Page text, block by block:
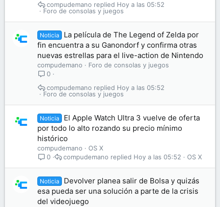
Foro de consolas y juegos
Hoy a las 05:52
compudemano
Noticia
La película de The Legend of Zelda por
fin encuentra a su Ganondorf y confirma otras
nuevas estrellas para el live-action de Nintendo
compudemano
Foro de consolas y juegos
0
Foro de consolas y juegos
Hoy a las 05:52
compudemano
Noticia
El Apple Watch Ultra 3 vuelve de oferta
por todo lo alto rozando su precio mínimo
histórico
compudemano
OS X
0
OS X
Hoy a las 05:52
compudemano
Noticia
Devolver planea salir de Bolsa y quizás
esa pueda ser una solución a parte de la crisis
del videojuego